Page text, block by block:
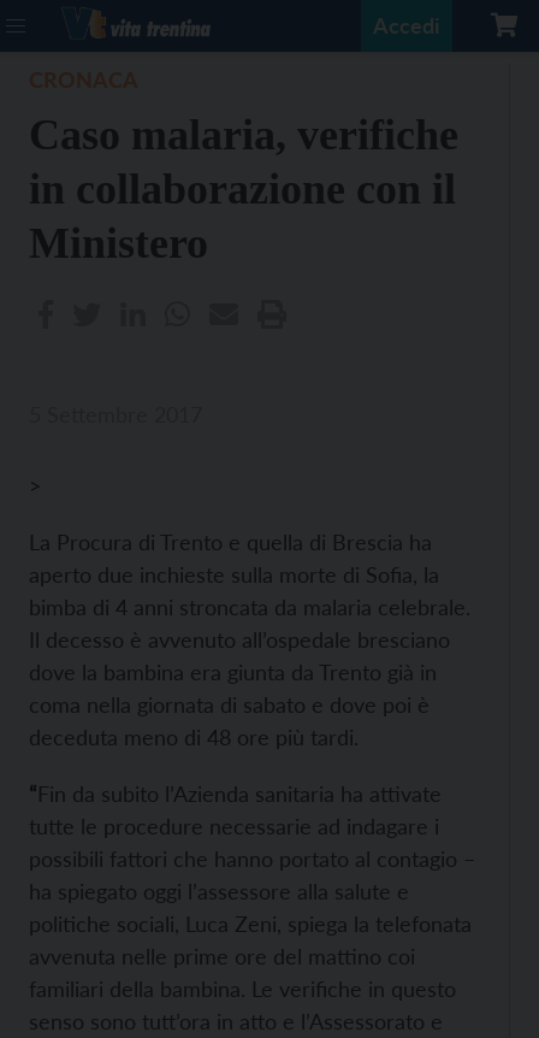
Accedi
Caso malaria, verifiche
in collaborazione con il
Ministero
>
La Procura di Trento e quella di Brescia ha
aperto due inchieste sulla morte di Sofia, la
bimba di 4 anni stroncata da malaria celebrale.
Il decesso è avvenuto all’ospedale bresciano
dove la bambina era giunta da Trento già in
coma nella giornata di sabato e dove poi è
deceduta meno di 48 ore più tardi.
“Fin da subito l’Azienda sanitaria ha attivate
tutte le procedure necessarie ad indagare i
possibili fattori che hanno portato al contagio –
ha spiegato oggi l’assessore alla salute e
politiche sociali, Luca Zeni, spiega la telefonata
avvenuta nelle prime ore del mattino coi
familiari della bambina. Le verifiche in questo
senso sono tutt’ora in atto e l’Assessorato e